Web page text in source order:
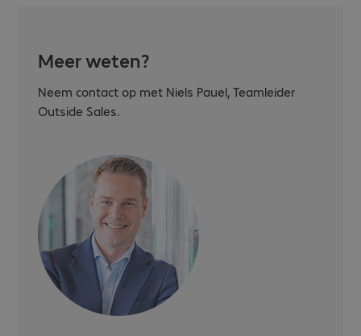
Meer weten?
Neem contact op met Niels Pauel, Teamleider
Outside Sales.